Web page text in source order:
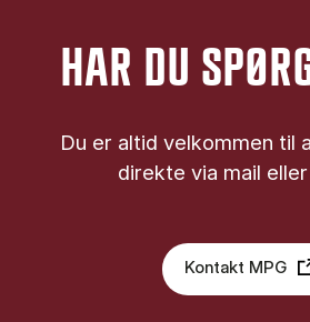
HAR DU
Du er altid velkommen til
direkte via mail
Kontakt MPG